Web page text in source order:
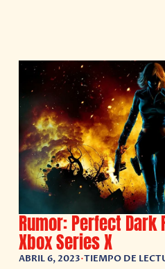
Rumor: Perfect
Xbox Series X
ABRIL 6, 2023•TIEMPO DE